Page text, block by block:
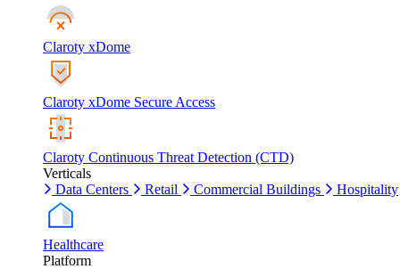
Claroty xDome
Claroty xDome Secure Access
Claroty Continuous Threat Detection (CTD)
Verticals
Data Centers
Retail Commercial Buildings Hospitality
Healthcare
Platform